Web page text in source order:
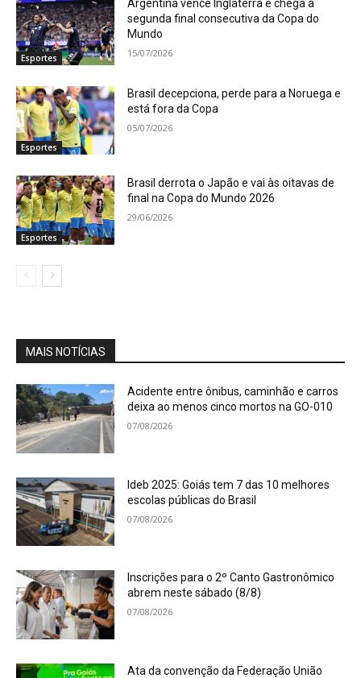
Esportes
Argentina vence Inglaterra e chega à
segunda final consecutiva da Copa do
Mundo
15/07/2026
Esportes
Brasil decepciona, perde para a Noruega e
está fora da Copa
05/07/2026
Esportes
Brasil derrota o Japão e vai às oitavas de
final na Copa do Mundo 2026
29/06/2026
MAIS NOTÍCIAS
Acidente entre ônibus, caminhão e carros
deixa ao menos cinco mortos na GO-010
07/08/2026
Ideb 2025: Goiás tem 7 das 10 melhores
escolas públicas do Brasil
07/08/2026
Inscrições para o 2º Canto Gastronômico
abrem neste sábado (8/8)
07/08/2026
Ata da convenção da Federação União